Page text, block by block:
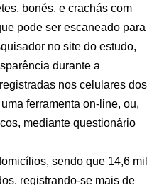
bonés, e crachás com
pode ser escaneado para
no site do estudo,
durante a
nos celulares dos
ferramenta on-line, ou,
mediante questionário
sendo que 14,6 mil
registrando-se mais de